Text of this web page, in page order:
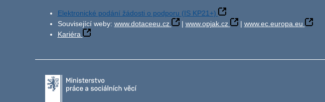
Elektronické podání žádosti o podporu (IS KP21+)
Související weby: www.dotaceeu.cz | www.opjak.cz | www.ec.europa.eu
Kariéra